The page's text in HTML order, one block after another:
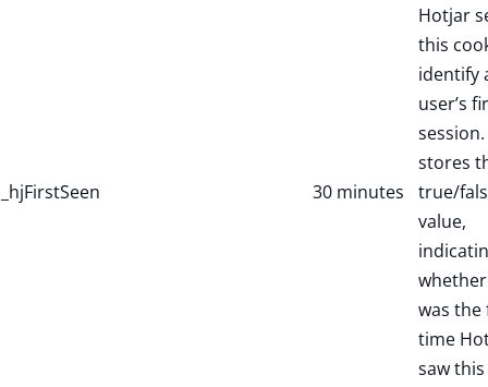
_hjFirstSeen 30 minutes
Hotjar
this
identify
user’s
stores
true/
value,
was the
time
saw